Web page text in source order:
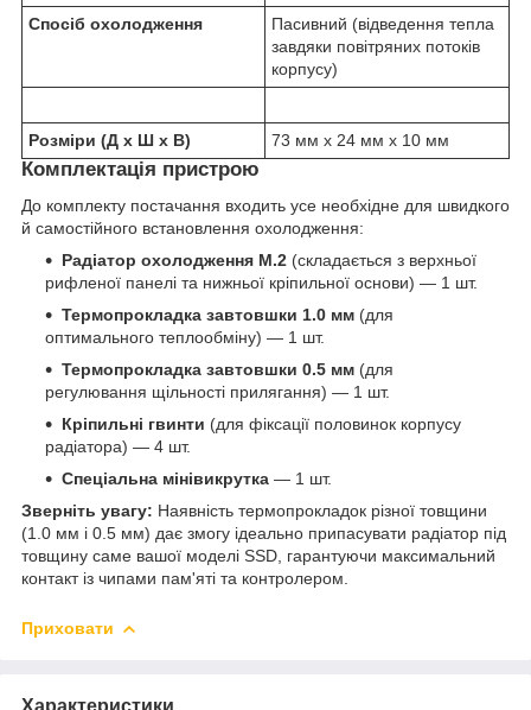
Спосіб охолодження
Пасивний (відведення тепла
завдяки повітряних потоків
корпусу)
Розміри (Д х Ш х В) 73 мм х 24 мм х 10 мм
Комплектація пристрою
До комплекту постачання входить усе необхідне для швидкого
й самостійного встановлення охолодження:
Радіатор охолодження M.2 (складається з верхньої
рифленої панелі та нижньої кріпильної основи) — 1 шт.
Термопрокладка завтовшки 1.0 мм (для
оптимального теплообміну) — 1 шт.
Термопрокладка завтовшки 0.5 мм (для
регулювання щільності прилягання) — 1 шт.
Кріпильні гвинти (для фіксації половинок корпусу
радіатора) — 4 шт.
Спеціальна мінівикрутка — 1 шт.
Зверніть увагу: Наявність термопрокладок різної товщини
(1.0 мм і 0.5 мм) дає змогу ідеально припасувати радіатор під
товщину саме вашої моделі SSD, гарантуючи максимальний
контакт із чипами пам'яті та контролером.
Приховати
Характеристики